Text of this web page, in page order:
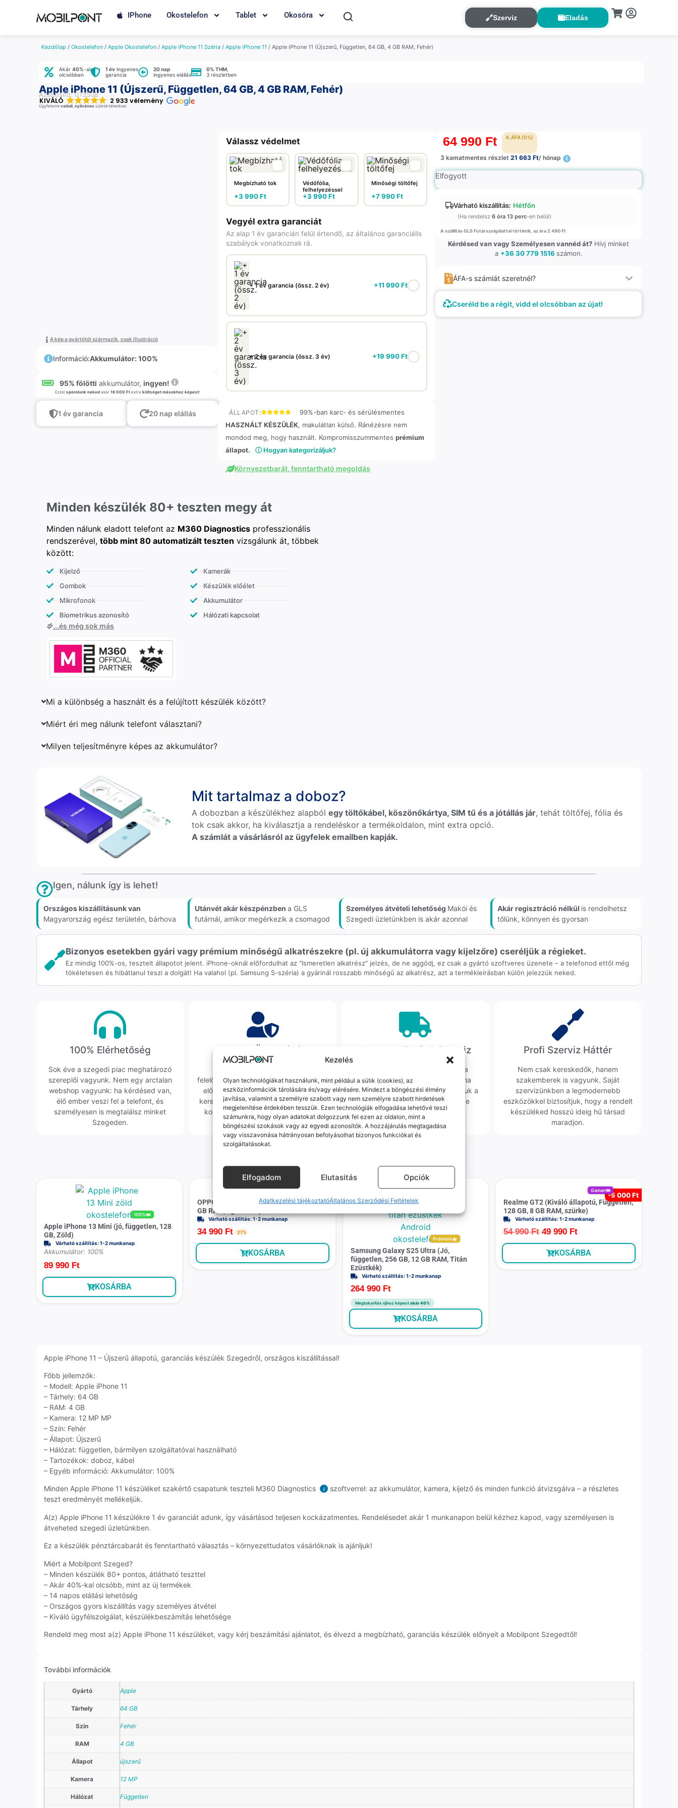
Kezelés
Olyan technológiákat használunk, mint például a sütik (cookies), az
eszközinformációk tárolására és/vagy elérésére. Mindezt a böngészési élmény
javítása, valamint a személyre szabott vagy nem személyre szabott hirdetések
megjelenítése érdekében tesszük. Ezen technológiák elfogadása lehetővé teszi
számunkra, hogy olyan adatokat dolgozzunk fel ezen az oldalon, mint a
böngészési szokások vagy az egyedi azonosítók. A hozzájárulás megtagadása
vagy visszavonása hátrányosan befolyásolhat bizonyos funkciókat és
szolgáltatásokat.
Elfogadom Elutasitás Opciók
Adatkezelési tájékoztatóÁltalános Szerződési Feltételek
IPhone Okostelefon Tablet Okosóra Szerviz Eladás
Kezdőlap / Okostelefon / Apple Okostelefon / Apple iPhone 11 Széria / Apple iPhone 11 / Apple iPhone 11 (Újszerű, Független, 64 GB, 4 GB RAM, Fehér)
Akár 40%-al
olcsóbban
1 év ingyenes
garancia
20 nap
ingyenes elállás
0% THM
3 részletben
Apple iPhone 11 (Újszerű, Független, 64 GB, 4 GB RAM, Fehér)
Azonosító: 073508
KIVÁLÓ 2 933 vélemény
Ügyfeleink valódi, nyilvános üzletértékelései
A kép a gyártótól származik, csak illustráció
Információ:Akkumulátor: 100%
95% fölötti akkumulátor, ingyen!
Ezzel spórolunk nekedakár 16 000 Ftextra költséget másokhoz képest!
1 év garancia 20 nap elállás
Válassz védelmet
Megbízható tok
+3 990Ft
Védőfólia,
felhelyezéssel
+3 990Ft
Minőségi töltőfej
+7 990Ft
Vegyél extra garanciát
Az alap 1 év garancián felül értendő, az általános garanciális
szabályok vonatkoznak rá.
+ 1 év garancia (össz. 2 év) +11 990Ft
+ 2 év garancia (össz. 3 év) +19 990Ft
ÁLLAPOT:
99%-ban karc- és sérülésmentes
HASZNÁLT KÉSZÜLÉK, makulátlan külső. Ránézésre nem
mondod meg, hogy használt. Kompromisszummentes prémium
állapot.
ⓘ Hogyan kategorizáljuk?
Környezetbarát, fenntartható megoldás
64 990 Ft K.ÁFA (0%)
3 kamatmentes részlet21 663 Ft/ hónap
Elfogyott
Várható kiszállítás: Hétfőn
(Ha rendelsz6 óra 13 perc-en belül)
A szállítás GLS Futárszolgálattal történik, az ára 2 490 Ft
Kérdésed van vagy Személyesen vannéd át? Hívj minket
a +36 30 779 1516 számon.
ÁFA-s számlát szeretnél?
Cseréld be a régit, vidd el olcsóbban az újat!
Minden készülék 80+ teszten megy át
Minden nálunk eladott telefont az M360 Diagnostics professzionális
rendszerével, több mint 80 automatizált teszten vizsgálunk át, többek
között:
Kijelző
Gombok
Mikrofonok
Biometrikus azonosító
Kamerák
Készülék előélet
Akkumulátor
Hálózati kapcsolat
...és még sok más
Mi a különbség a használt és a felújított készülék között?
Miért éri meg nálunk telefont választani?
Milyen teljesítményre képes az akkumulátor?
Mit tartalmaz a doboz?
A dobozban a készülékhez alapbólegy töltőkábel, köszönőkártya, SIM tű és a jótállás jár, tehát töltőfej, fólia és
tok csak akkor, ha kiválasztja a rendeléskor a termékoldalon, mint extra opció.
A számlát a vásárlásról az ügyfelek emailben kapják.
Igen, nálunk így is lehet!
Országos kiszállításunk van
Magyarország egész területén, bárhova
Utánvét akár készpénzben a GLS
futárnál, amikor megérkezik a csomagod
Személyes átvételi lehetőség Makói és
Szegedi üzletünkben is akár azonnal
Akár regisztráció nélkül is rendelhetsz
tőlünk, könnyen és gyorsan
Bizonyos esetekben gyári vagy prémium minőségű alkatrészekre (pl. új akkumulátorra vagy kijelzőre) cseréljük a régieket.
Ez mindig 100%-os, tesztelt állapotot jelent. iPhone-oknál előfordulhat az "Ismeretlen alkatrész" jelzés, de ne aggódj, ez csak a gyártó szoftveres üzenete – a telefonod ettől még
tökéletesen és hibátlanul teszi a dolgát! Ha valahol (pl. Samsung S-széria) a gyárinál rosszabb minőségű az alkatrész, azt a termékleírásban külön jelezzük neked.
100% Elérhetőség
Sok éve a szegedi piac meghatározó
szereplői vagyunk. Nem egy arctalan
webshop vagyunk: ha kérdésed van,
élő ember veszi fel a telefont, és
személyesen is megtalálsz minket
Szegeden.
Korrekt Ügyintézés
felelősségvállalás nálunk alap. Ha ritkán
előfordul egy hiba, nem kifogásokat
keresünk, hanem megoldást. Szakértő
kollégáink azonnal kézbe veszik az
ügyedet.
Ingyenes Futár & Szerviz
Ha messze laksz, mi megyünk a
készülékért. Garanciális probléma
esetén küldjük a futárt, bevizsgáljuk a
telefont, és javítva vagy cserélve
küldjük vissza – neked ez 0 Ft
költséggel jár.
Profi Szerviz Háttér
Nem csak kereskedők, hanem
szakemberek is vagyunk. Saját
szervizünkben a legmodernebb
eszközökkel biztosítjuk, hogy a rendelt
készüléked hosszú ideig hű társad
maradjon.
Mások ezeket is megnézték
100%
Apple iPhone 13 Mini (jó, független, 128
GB, Zöld)
Várható szállítás: 1-2 munkanap
Akkumulátor: 100%
89 990 Ft
KOSÁRBA
OPPO A57s (kiváló , független, 64 GB, 4
GB RAM, Égszínkék)
Várható szállítás: 1-2 munkanap
34 990 Ft 27%
KOSÁRBA
Prémium
Samsung Galaxy S25 Ultra (Jó,
független, 256 GB, 12 GB RAM, Titán
Ezüstkék)
Várható szállítás: 1-2 munkanap
264 990 Ft
Megtakarítás újhoz képest akár 40%
KOSÁRBA
-5 000 Ft
Gamer
Realme GT2 (Kiváló állapotú, Független,
128 GB, 8 GB RAM, szürke)
Várható szállítás: 1-2 munkanap
54 990Ft 49 990 Ft
KOSÁRBA
Apple iPhone 11 – Újszerű állapotú, garanciás készülék Szegedről, országos kiszállítással!
Főbb jellemzők:
– Modell: Apple iPhone 11
– Tárhely: 64 GB
– RAM: 4 GB
– Kamera: 12 MP MP
– Szín: Fehér
– Állapot: Újszerű
– Hálózat: független, bármilyen szolgáltatóval használható
– Tartozékok: doboz, kábel
– Egyéb információ: Akkumulátor: 100%
Minden Apple iPhone 11 készüléket szakértő csapatunk teszteli M360 Diagnostics i
szoftverrel: az akkumulátor, kamera, kijelző és minden funkció átvizsgálva – a részletes
teszt eredményét mellékeljük.
A(z) Apple iPhone 11 készülékre 1 év garanciát adunk, így vásárlásod teljesen kockázatmentes. Rendelésedet akár 1 munkanapon belül kézhez kapod, vagy személyesen is
átveheted szegedi üzletünkben.
Ez a készülék pénztárcabarát és fenntartható választás – környezettudatos vásárlóknak is ajánljuk!
Miért a Mobilpont Szeged?
– Minden készülék 80+ pontos, átlátható teszttel
– Akár 40%-kal olcsóbb, mint az új termékek
– 14 napos elállási lehetőség
– Országos gyors kiszállítás vagy személyes átvétel
– Kiváló ügyfélszolgálat, készülékbeszámítás lehetősége
Rendeld meg most a(z) Apple iPhone 11 készüléket, vagy kérj beszámítási ajánlatot, és élvezd a megbízható, garanciás készülék előnyeit a Mobilpont Szegedtől!
További információk
Gyártó Apple
Tárhely 64 GB
Szín Fehér
RAM 4 GB
Állapot újszerű
Kamera 12 MP
Hálózat Független